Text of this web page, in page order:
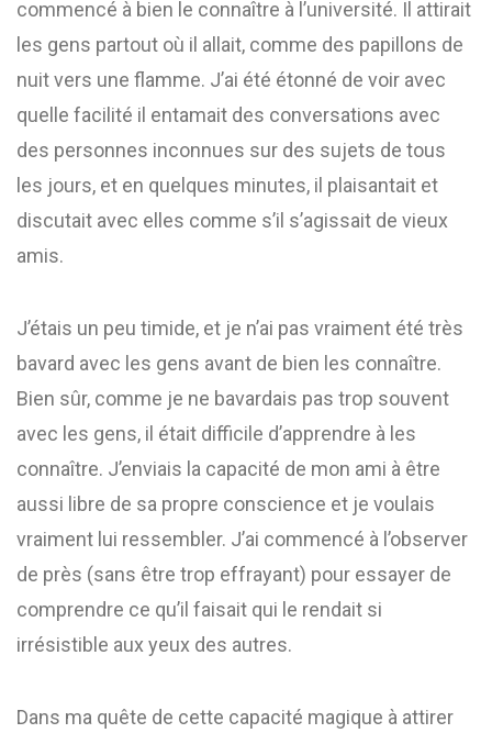
commencé à bien le connaître à l’université. Il attirait
les gens partout où il allait, comme des papillons de
nuit vers une flamme. J’ai été étonné de voir avec
quelle facilité il entamait des conversations avec
des personnes inconnues sur des sujets de tous
les jours, et en quelques minutes, il plaisantait et
discutait avec elles comme s’il s’agissait de vieux
amis.
J’étais un peu timide, et je n’ai pas vraiment été très
bavard avec les gens avant de bien les connaître.
Bien sûr, comme je ne bavardais pas trop souvent
avec les gens, il était difficile d’apprendre à les
connaître. J’enviais la capacité de mon ami à être
aussi libre de sa propre conscience et je voulais
vraiment lui ressembler. J’ai commencé à l’observer
de près (sans être trop effrayant) pour essayer de
comprendre ce qu’il faisait qui le rendait si
irrésistible aux yeux des autres.
Dans ma quête de cette capacité magique à attirer